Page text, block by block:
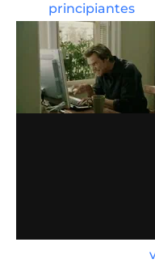
principiantes